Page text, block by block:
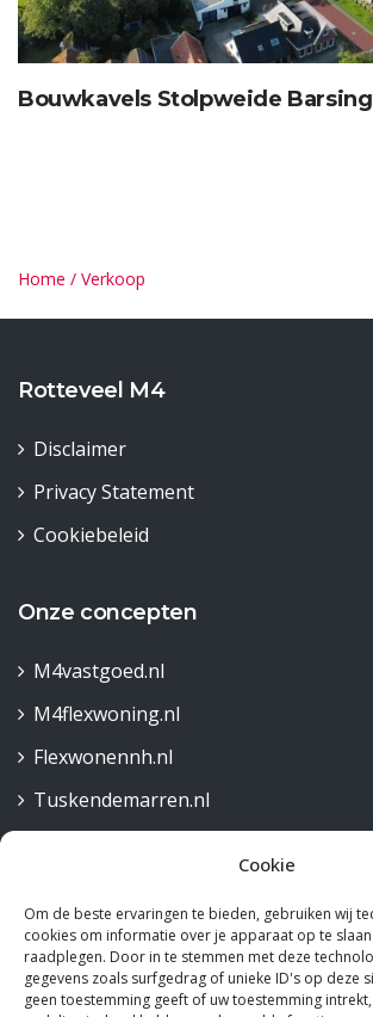
Cookie
Om de beste ervaringen te bieden, gebruiken wij
cookies om informatie over je apparaat op te
raadplegen. Door in te stemmen met deze
gegevens zoals surfgedrag of unieke ID's op deze
geen toestemming geeft of uw toestemming
Bouwkavels Stolpweide
Home / Verkoop
Rotteveel M4
Disclaimer
Privacy Statement
Cookiebeleid
Onze concepten
M4vastgoed.nl
M4flexwoning.nl
Flexwonennh.nl
Tuskendemarren.nl
Robijnstraat 30,
1812 RB Alkmaar
072 515 58 44